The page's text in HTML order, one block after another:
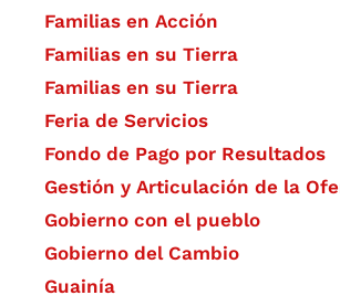
Familias en Acción
Familias en su Tierra
Familias en su Tierra
Feria de Servicios
Fondo de Pago por Resultados
Gestión y Articulación de la
Gobierno con el pueblo
Gobierno del Cambio
Guainía